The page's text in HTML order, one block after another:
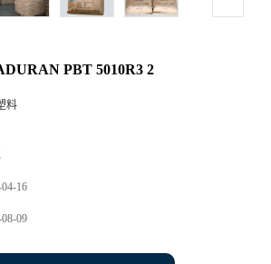
PBT 5010R3 2
料
16
09